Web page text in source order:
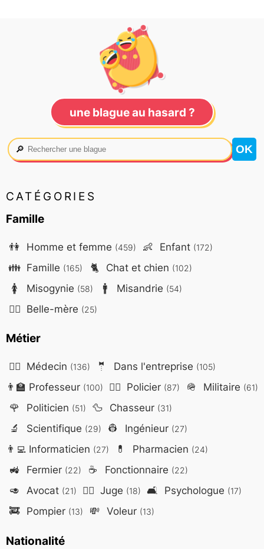
une blague au hasard ?
🔎
CATÉGORIES
Famille
👫 Homme et femme (459) 👶 Enfant (172)
👪 Famille (165) 🐈 Chat et chien (102)
🚺 Misogynie (58) 🚹 Misandrie (54)
🤷‍♀️ Belle-mère (25)
Métier
👨‍⚕️ Médecin (136) 🤵 Dans l'entreprise (105)
👨‍🏫 Professeur (100) 👮‍♂️ Policier (87) 🪖 Militaire (61)
🌹 Politicien (51) 🦆 Chasseur (31)
🔬 Scientifique (29) 👷 Ingénieur (27)
👨‍💻Informaticien (27) 💊 Pharmacien (24)
🚜 Fermier (22) ☕ Fonctionnaire (22)
🥑 Avocat (21) 👨‍⚖️ Juge (18) 🛋️ Psychologue (17)
🚒 Pompier (13) 💸 Voleur (13)
Nationalité